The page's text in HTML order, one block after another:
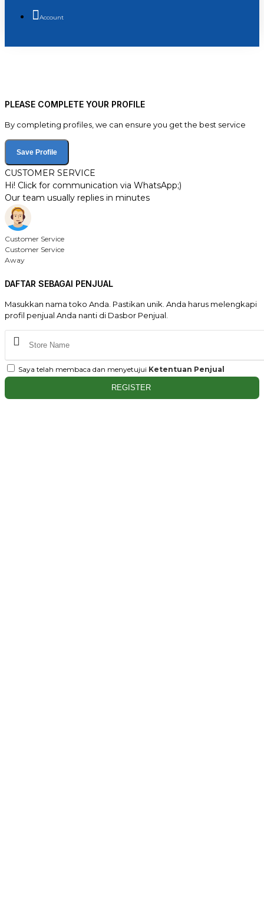
Account
PLEASE COMPLETE YOUR PROFILE
By completing profiles, we can ensure you get the best service
Save Profile
CUSTOMER SERVICE
Hi! Click for communication via WhatsApp;)
Our team usually replies in minutes
Customer Service
Customer Service
Away
DAFTAR SEBAGAI PENJUAL
Masukkan nama toko Anda. Pastikan unik. Anda harus melengkapi
profil penjual Anda nanti di Dasbor Penjual.
Saya telah membaca dan menyetujui Ketentuan Penjual
REGISTER